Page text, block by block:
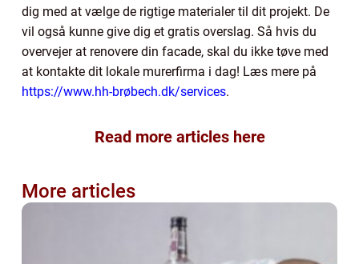
dig med at vælge de rigtige materialer til dit projekt. De
vil også kunne give dig et gratis overslag. Så hvis du
overvejer at renovere din facade, skal du ikke tøve med
at kontakte dit lokale murerfirma i dag! Læs mere på
https://www.hh-brøbech.dk/services.
Read more articles here
More articles